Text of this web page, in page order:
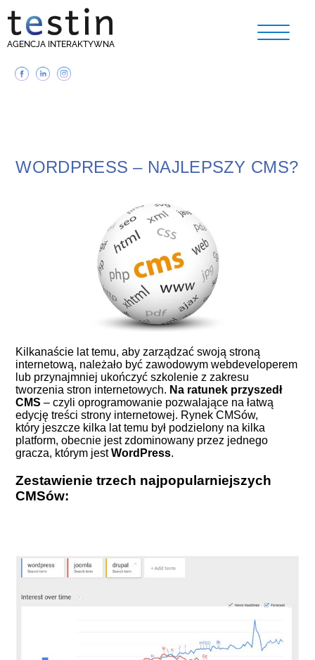
AGENCJA INTERAKTYWNA
WORDPRESS – NAJLEPSZY CMS?
Kilkanaście lat temu, aby zarządzać swoją stroną
internetową, należało być zawodowym webdeveloperem
lub przynajmniej ukończyć szkolenie z zakresu
tworzenia stron internetowych. Na ratunek przyszedł
CMS – czyli oprogramowanie pozwalające na łatwą
edycję treści strony internetowej. Rynek CMSów,
który jeszcze kilka lat temu był podzielony na kilka
platform, obecnie jest zdominowany przez jednego
gracza, którym jestWordPress.
Zestawienie trzech najpopularniejszych
CMSów: